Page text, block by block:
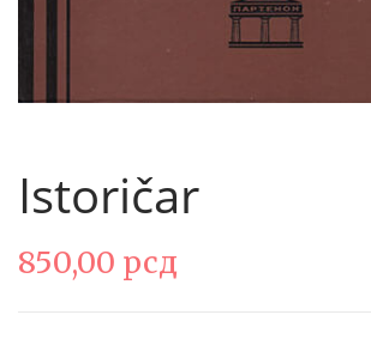
Istoričar
850,00 рсд